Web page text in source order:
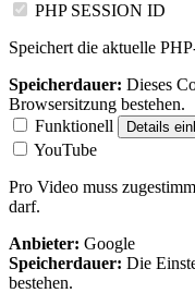
PHP SESSION ID
Speichert die aktuelle
Speicherdauer: Dieses
Browsersitzung bestehen.
Funktionell
Details
YouTube
Pro Video muss
darf.
Anbieter: Google
Speicherdauer: Die
bestehen.